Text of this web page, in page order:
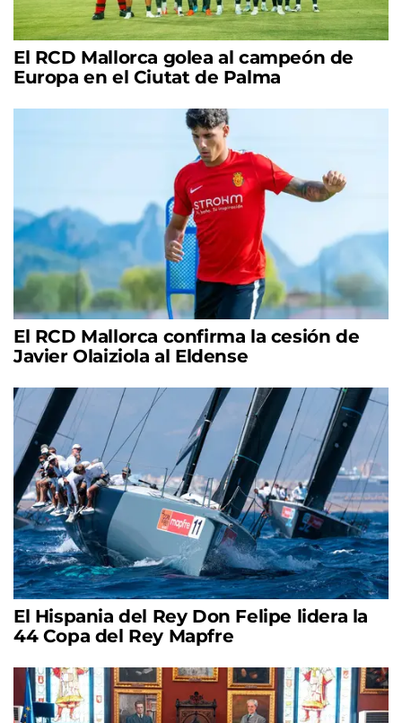
El RCD Mallorca golea al campeón de
Europa en el Ciutat de Palma
El RCD Mallorca confirma la cesión de
Javier Olaiziola al Eldense
El Hispania del Rey Don Felipe lidera la
44 Copa del Rey Mapfre